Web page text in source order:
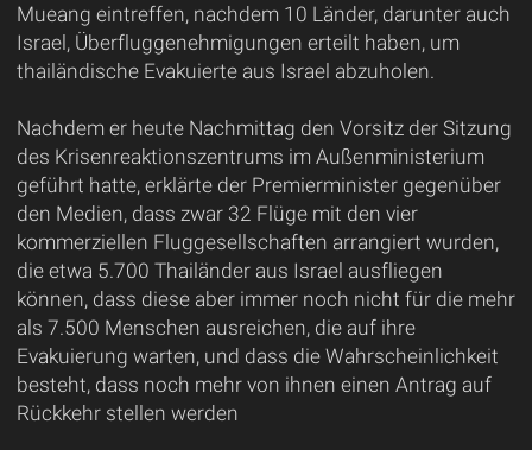
Mueang eintreffen, nachdem 10 Länder, darunter auch
Israel, Überfluggenehmigungen erteilt haben, um
thailändische Evakuierte aus Israel abzuholen.
Nachdem er heute Nachmittag den Vorsitz der Sitzung
des Krisenreaktionszentrums im Außenministerium
geführt hatte, erklärte der Premierminister gegenüber
den Medien, dass zwar 32 Flüge mit den vier
kommerziellen Fluggesellschaften arrangiert wurden,
die etwa 5.700 Thailänder aus Israel ausfliegen
können, dass diese aber immer noch nicht für die mehr
als 7.500 Menschen ausreichen, die auf ihre
Evakuierung warten, und dass die Wahrscheinlichkeit
besteht, dass noch mehr von ihnen einen Antrag auf
Rückkehr stellen werden